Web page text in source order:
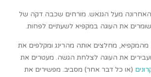
האחרונה מעל הגנאש. מורחים שכבה דקה של
את העוגה במקפיא לשעתיים לפחות.
מהמקפיא, מחלצים אותה מהרינג ומקלפים את
את העוגה לצלחת הגשה. מעטרים את
(או כל דבר אחר) מסביב. מפשירים את